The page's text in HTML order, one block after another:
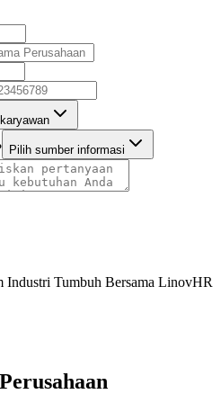
Pilih sumber informasi
Industri Tumbuh Bersama LinovHR